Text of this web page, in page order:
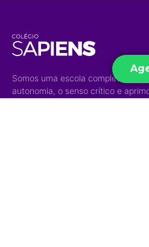
Somos uma escola completa e
autonomia, o senso crítico e